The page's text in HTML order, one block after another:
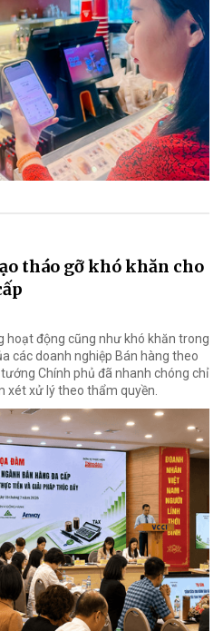
tháo gỡ khó khăn cho
động cũng như khó khăn trong
các doanh nghiệp Bán hàng theo
Chính phủ đã nhanh chóng chỉ
xét xử lý theo thẩm quyền.